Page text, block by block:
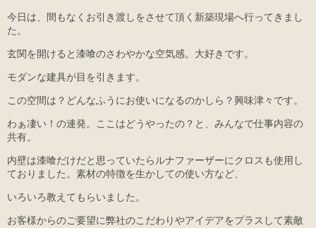
今日は、間もなくお引き渡しをさせて頂く新築現場へ行ってきまし
た。
玄関を開けると漆喰のさわやかな空気感。大好きです。
モダンな建具が目を引きます。
この空間は？どんなふうにお使いになるのかしら？興味津々です。
わぁ凄い！の連発。ここはどうやったの？と、みんなで仕事内容の
共有。
内壁は漆喰だけだと思っていたらルナファーザーにクロスも使用し
ておりました。素材の特徴を生かしての使い方など、
いろいろ教えてもらいました。
お客様からのご要望に弊社のこだわりやアイデアをプラスして素敵